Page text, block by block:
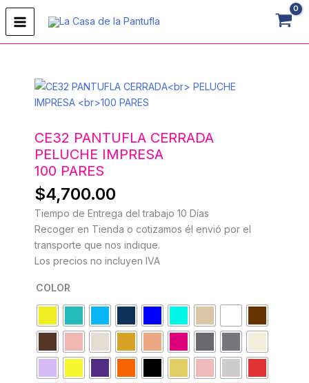
contenido
CE32 PANTUFLA CERRADA
PELUCHE IMPRESA
100 PARES
$4,700.00
Tiempo de Entrega del trabajo 10 Días
Recoger en Tienda o cotizamos él envió por el
transporte que nos indique.
Los precios no incluyen IVA
COLOR
CE32
PANTUFLA
PELUCHE
IMPRESA
100
cantidad